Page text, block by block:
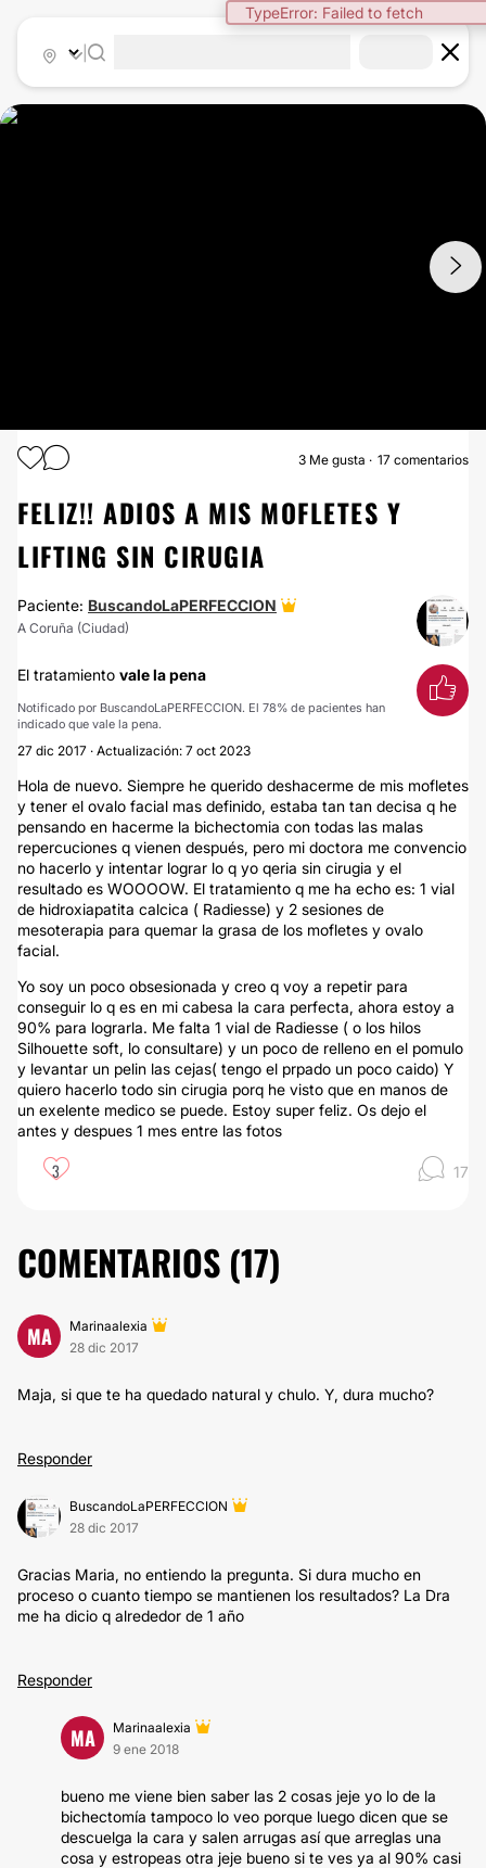
TypeError: Failed to fetch
RELLENOS FACIALES
3 Me gusta 17 comentarios
FELIZ!! ADIOS A MIS MOFLETES Y
LIFTING SIN CIRUGIA
Paciente: BuscandoLaPERFECCION
A Coruña (Ciudad)
El tratamiento vale la pena
Notificado por BuscandoLaPERFECCION. El 78% de pacientes han
indicado que vale la pena.
27 dic 2017 · Actualización: 7 oct 2023
Hola de nuevo. Siempre he querido deshacerme de mis mofletes
y tener el ovalo facial mas definido, estaba tan tan decisa q he
pensando en hacerme la bichectomia con todas las malas
repercuciones q vienen después, pero mi doctora me convencio
no hacerlo y intentar lograr lo q yo qeria sin cirugia y el
resultado es WOOOOW. El tratamiento q me ha echo es: 1 vial
de hidroxiapatita calcica ( Radiesse) y 2 sesiones de
mesoterapia para quemar la grasa de los mofletes y ovalo
facial.
Yo soy un poco obsesionada y creo q voy a repetir para
conseguir lo q es en mi cabesa la cara perfecta, ahora estoy a
90% para lograrla. Me falta 1 vial de Radiesse ( o los hilos
Silhouette soft, lo consultare) y un poco de relleno en el pomulo
y levantar un pelin las cejas( tengo el prpado un poco caido) Y
quiero hacerlo todo sin cirugia porq he visto que en manos de
un exelente medico se puede. Estoy super feliz. Os dejo el
antes y despues 1 mes entre las fotos
3 17
COMENTARIOS (17)
MA
Marinaalexia
28 dic 2017
Maja, si que te ha quedado natural y chulo. Y, dura mucho?
Responder
BuscandoLaPERFECCION
28 dic 2017
Gracias Maria, no entiendo la pregunta. Si dura mucho en
proceso o cuanto tiempo se mantienen los resultados? La Dra
me ha dicio q alrededor de 1 año
Responder
MA
Marinaalexia
9 ene 2018
bueno me viene bien saber las 2 cosas jeje yo lo de la
bichectomía tampoco lo veo porque luego dicen que se
descuelga la cara y salen arrugas así que arreglas una
cosa y estropeas otra jeje bueno si te ves ya al 90% casi